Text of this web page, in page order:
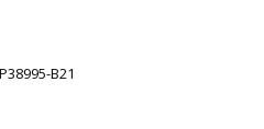
B21